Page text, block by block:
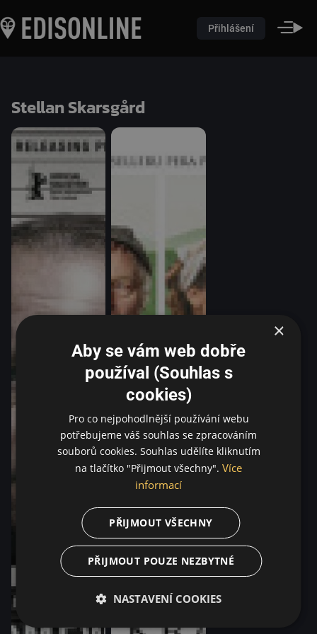
Přihlášení
Stellan Skarsgård
×
Aby se vám web dobře
používal (Souhlas s
cookies)
Pro co nejpohodlnější používání webu
potřebujeme váš souhlas se zpracováním
souborů cookies. Souhlas udělíte kliknutím
na tlačítko "Přijmout všechny". Více
informací
PŘIJMOUT VŠECHNY
PŘIJMOUT POUZE NEZBYTNÉ
NASTAVENÍ COOKIES